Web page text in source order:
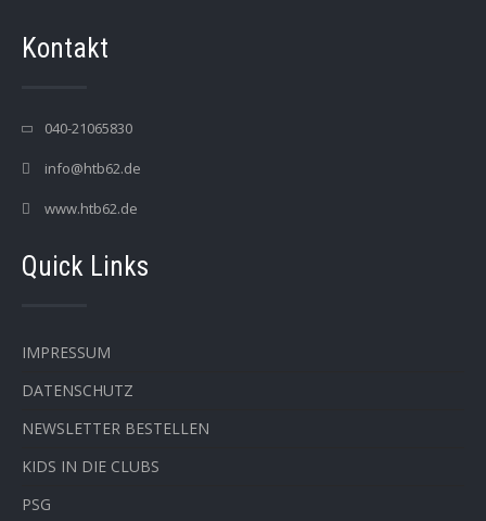
Kontakt
040-21065830
info@htb62.de
www.htb62.de
Quick Links
IMPRESSUM
DATENSCHUTZ
NEWSLETTER BESTELLEN
KIDS IN DIE CLUBS
PSG